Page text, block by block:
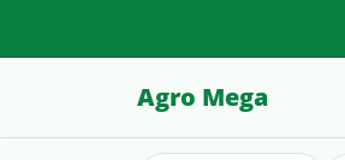
Agro Mega